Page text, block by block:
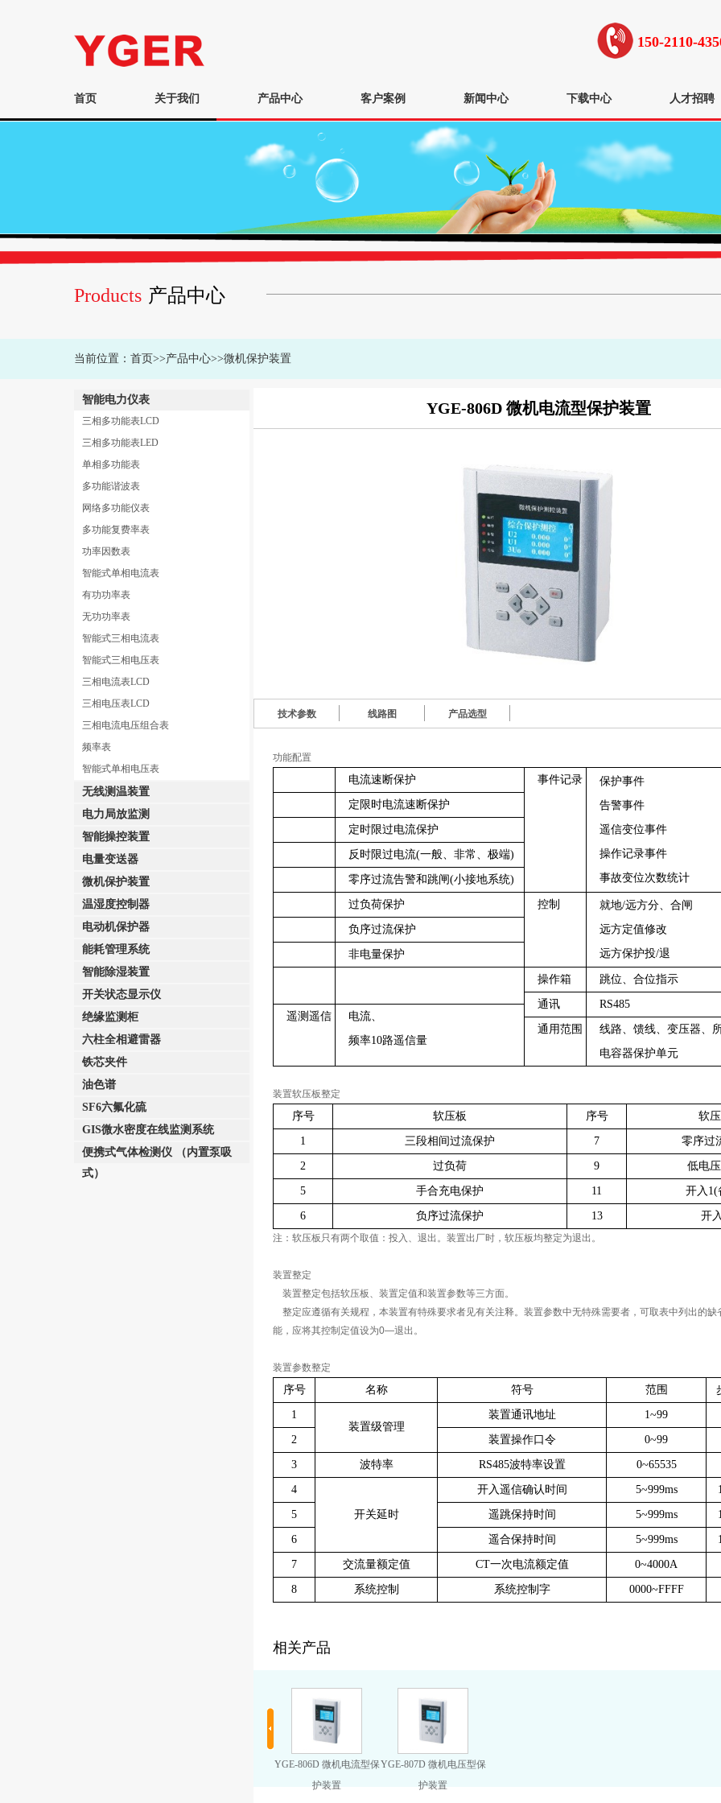
150-2110-
首页 关于我们 产品中心 客户案例 新闻中心 下载中心 人才招聘
Products 产品中心
当前位置： 首页>>产品中心>>微机保护装置
智能电力仪表
三相多功能表LCD
三相多功能表LED
单相多功能表
多功能谐波表
网络多功能仪表
多功能复费率表
功率因数表
智能式单相电流表
有功功率表
无功功率表
智能式三相电流表
智能式三相电压表
三相电流表LCD
三相电压表LCD
三相电流电压组合表
频率表
智能式单相电压表
无线测温装置
电力局放监测
智能操控装置
电量变送器
微机保护装置
温湿度控制器
电动机保护器
能耗管理系统
智能除湿装置
开关状态显示仪
绝缘监测柜
六柱全相避雷器
铁芯夹件
油色谱
SF6六氟化硫
GIS微水密度在线监测系统
便携式气体检测仪 （内置泵吸
式）
YGE-806D 微机电流型保护装置
技术参数 线路图 产品选型
功能配置
电流速断保护 事件记录
保护事件
告警事件
遥信变位事件
操作记录事件
事故变位次数统计
定限时电流速断保护
定时限过电流保护
反时限过电流(一般、非常、极端)
零序过流告警和跳闸(小接地系统)
过负荷保护 控制
就地/远方分、合闸
远方定值修改
远方保护投/退
负序过流保护
非电量保护
操作箱 跳位、合位指示
通讯
RS485
遥测遥信
电流、
频率10路遥信量
通用范围
线路、馈线、变压器、
电容器保护单元
装置软压板整定
序号 软压板 序号 软
1 三段相间过流保护 7 零序过
2 过负荷 9 低电
5 手合充电保护 11 开入1(
6 负序过流保护 13 开
注：软压板只有两个取值：投入、退出。装置出厂时，软压板均整定为退出。
装置整定
装置整定包括软压板、装置定值和装置参数等三方面。
整定应遵循有关规程，本装置有特殊要求者见有关注释。装置参数中无特殊需要者，可取表中列出的缺
能，应将其控制定值设为0—退出。
装置参数整定
序号 名称 符号 范围
1
装置级管理
装置通讯地址 1~99
2 装置操作口令 0~99
3 波特率 RS485波特率设置 0~65535
4
开关延时
开入遥信确认时间 5~999ms
5 遥跳保持时间 5~999ms
6 遥合保持时间 5~999ms
7 交流量额定值 CT一次电流额定值 0~4000A
8 系统控制 系统控制字 0000~FFFF
相关产品
YGE-806D 微机电流型保
护装置
YGE-807D 微机电压型保
护装置